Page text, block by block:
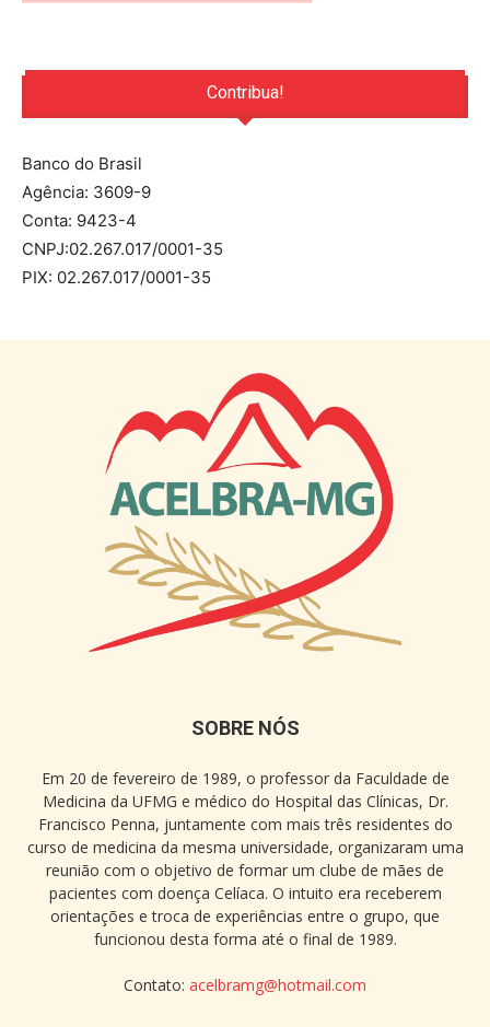
Contribua!
Banco do Brasil
Agência: 3609-9
Conta: 9423-4
CNPJ:02.267.017/0001-35
PIX: 02.267.017/0001-35
SOBRE NÓS
Em 20 de fevereiro de 1989, o professor da Faculdade de
Medicina da UFMG e médico do Hospital das Clínicas, Dr.
Francisco Penna, juntamente com mais três residentes do
curso de medicina da mesma universidade, organizaram uma
reunião com o objetivo de formar um clube de mães de
pacientes com doença Celíaca. O intuito era receberem
orientações e troca de experiências entre o grupo, que
funcionou desta forma até o final de 1989.
Contato: acelbramg@hotmail.com